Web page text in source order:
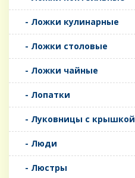
- Ложки кулинарные
- Ложки столовые
- Ложки чайные
- Лопатки
- Луковницы с крышкой
- Люди
- Люстры